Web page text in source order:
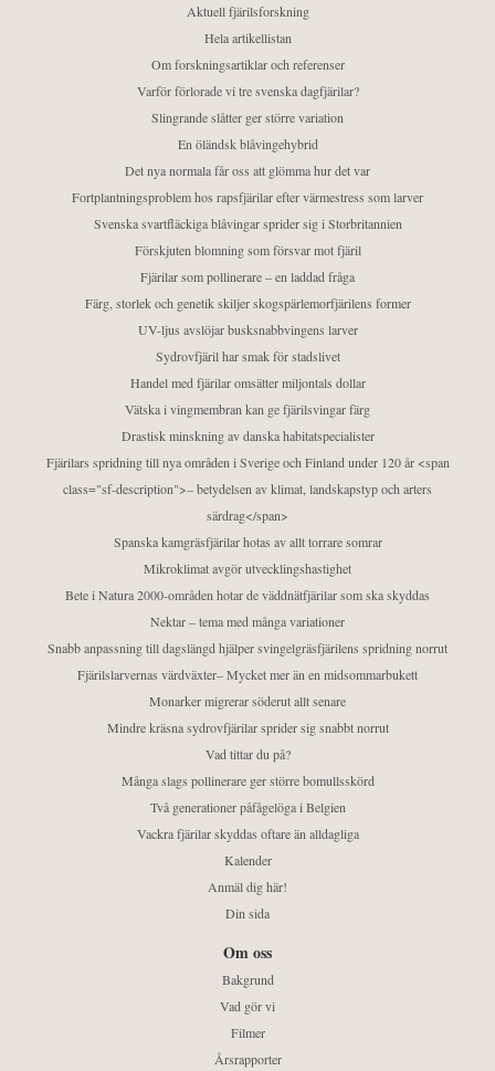
Aktuell fjärilsforskning
Hela artikellistan
Om forskningsartiklar och referenser
Varför förlorade vi tre svenska dagfjärilar?
Slingrande slåtter ger större variation
En öländsk blåvingehybrid
Det nya normala får oss att glömma hur det var
Fortplantningsproblem hos rapsfjärilar efter värmestress som larver
Svenska svartfläckiga blåvingar sprider sig i Storbritannien
Förskjuten blomning som försvar mot fjäril
Fjärilar som pollinerare – en laddad fråga
Färg, storlek och genetik skiljer skogspärlemorfjärilens former
UV-ljus avslöjar busksnabbvingens larver
Sydrovfjäril har smak för stadslivet
Handel med fjärilar omsätter miljontals dollar
Vätska i vingmembran kan ge fjärilsvingar färg
Drastisk minskning av danska habitatspecialister
Fjärilars spridning till nya områden i Sverige och Finland under 120 år <span
class="sf-description">– betydelsen av klimat, landskapstyp och arters
särdrag</span>
Spanska kamgräsfjärilar hotas av allt torrare somrar
Mikroklimat avgör utvecklingshastighet
Bete i Natura 2000-områden hotar de väddnätfjärilar som ska skyddas
Nektar – tema med många variationer
Snabb anpassning till dagslängd hjälper svingelgräsfjärilens spridning norrut
Fjärilslarvernas värdväxter– Mycket mer än en midsommarbukett
Monarker migrerar söderut allt senare
Mindre kräsna sydrovfjärilar sprider sig snabbt norrut
Vad tittar du på?
Många slags pollinerare ger större bomullsskörd
Två generationer påfågelöga i Belgien
Vackra fjärilar skyddas oftare än alldagliga
Kalender
Anmäl dig här!
Din sida
Om oss
Bakgrund
Vad gör vi
Filmer
Årsrapporter